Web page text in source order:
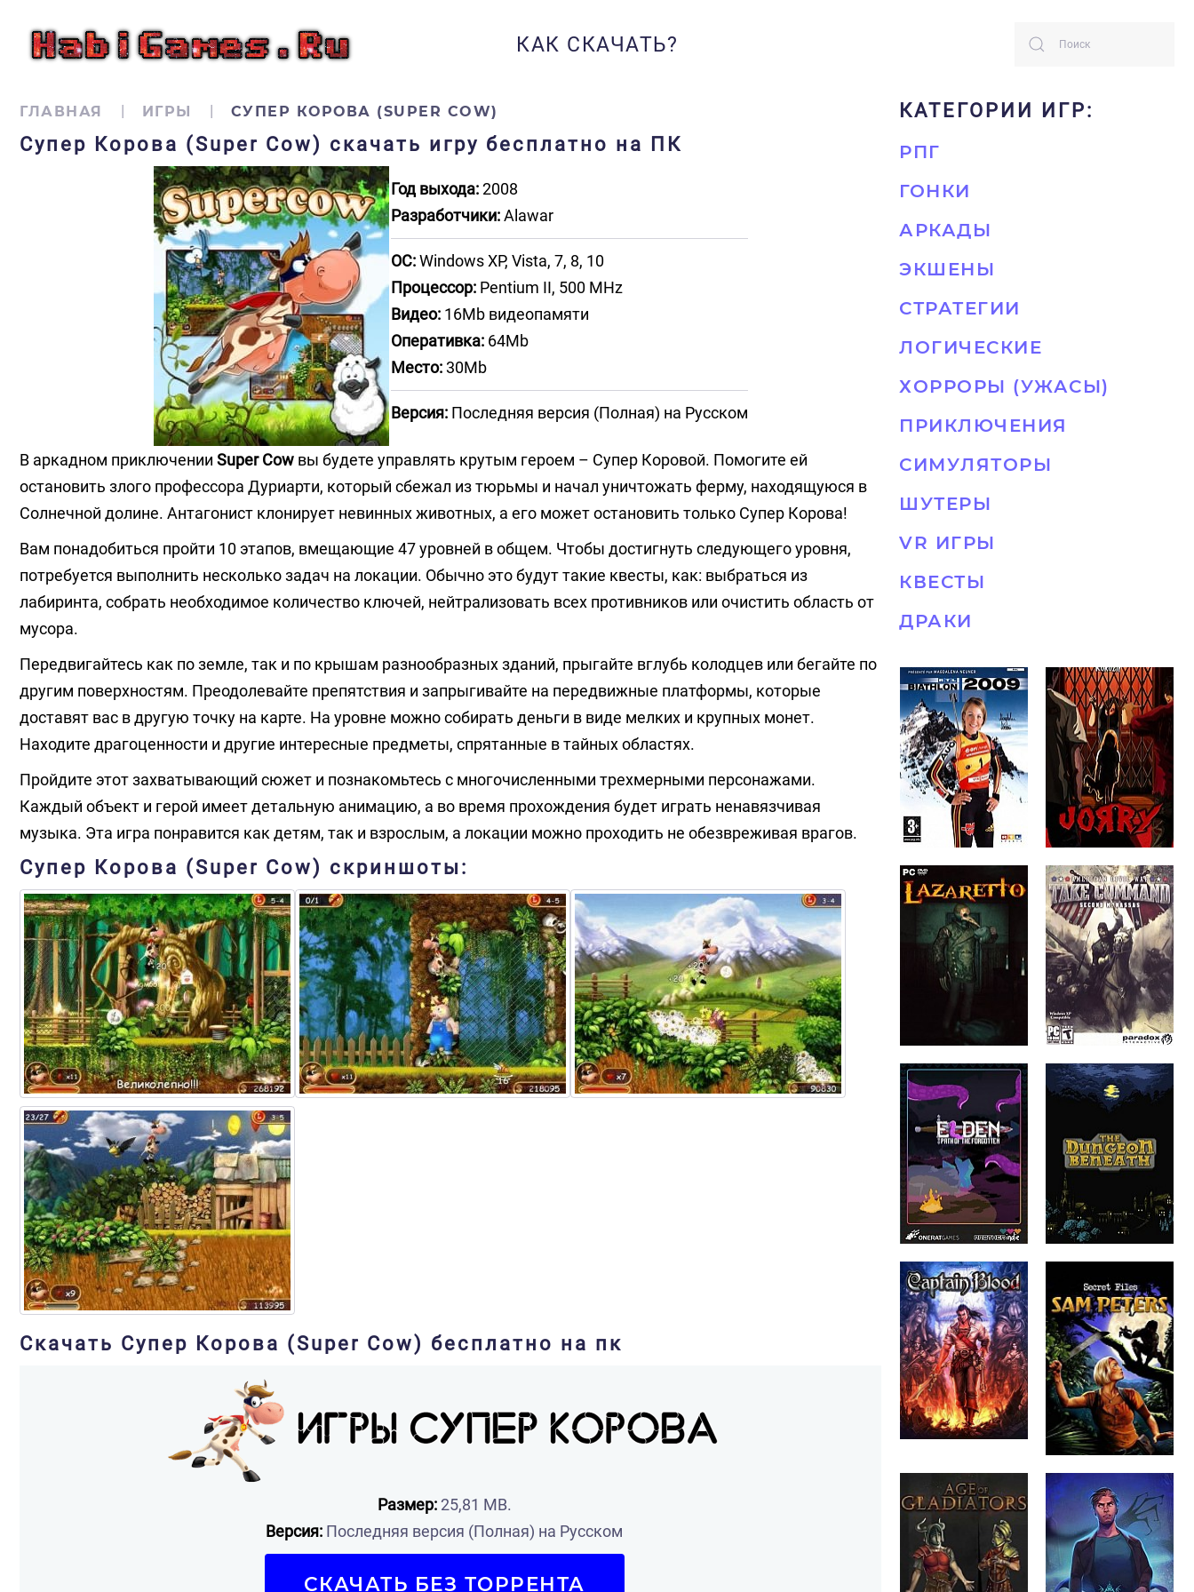
КАК СКАЧАТЬ?
ГЛАВНАЯ ИГРЫ СУПЕР КОРОВА (SUPER COW)
Супер Корова (Super Cow) скачать игру бесплатно на ПК
Год выхода:2008
Разработчики:Alawar
ОС:Windows XP, Vista, 7, 8, 10
Процессор:Pentium II, 500 MHz
Видео:16Mb видеопамяти
Оперативка:64Mb
Место:30Mb
Версия:Последняя версия (Полная) на Русском
В аркадном приключении Super Cow вы будете управлять крутым героем – Супер Коровой. Помогите ей
остановить злого профессора Дуриарти, который сбежал из тюрьмы и начал уничтожать ферму, находящуюся в
Солнечной долине. Антагонист клонирует невинных животных, а его может остановить только Супер Корова!
Вам понадобиться пройти 10 этапов, вмещающие 47 уровней в общем. Чтобы достигнуть следующего уровня,
потребуется выполнить несколько задач на локации. Обычно это будут такие квесты, как: выбраться из
лабиринта, собрать необходимое количество ключей, нейтрализовать всех противников или очистить область от
мусора.
Передвигайтесь как по земле, так и по крышам разнообразных зданий, прыгайте вглубь колодцев или бегайте по
другим поверхностям. Преодолевайте препятствия и запрыгивайте на передвижные платформы, которые
доставят вас в другую точку на карте. На уровне можно собирать деньги в виде мелких и крупных монет.
Находите драгоценности и другие интересные предметы, спрятанные в тайных областях.
Пройдите этот захватывающий сюжет и познакомьтесь с многочисленными трехмерными персонажами.
Каждый объект и герой имеет детальную анимацию, а во время прохождения будет играть ненавязчивая
музыка. Эта игра понравится как детям, так и взрослым, а локации можно проходить не обезвреживая врагов.
Супер Корова (Super Cow) скриншоты:
Скачать Супер Корова (Super Cow) бесплатно на пк
Размер:25,81 MB.
Версия: Последняя версия (Полная) на Русском
СКАЧАТЬ БЕЗ ТОРРЕНТА
КАТЕГОРИИ ИГР:
РПГ
ГОНКИ
АРКАДЫ
ЭКШЕНЫ
СТРАТЕГИИ
ЛОГИЧЕСКИЕ
ХОРРОРЫ (УЖАСЫ)
ПРИКЛЮЧЕНИЯ
СИМУЛЯТОРЫ
ШУТЕРЫ
VR ИГРЫ
КВЕСТЫ
ДРАКИ